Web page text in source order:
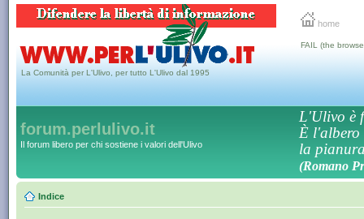
home
La Comunità per L'Ulivo, per tutto L'Ulivo dal 1995
FAIL (the
forum.perlulivo.it
Il forum libero per chi sostiene i valori dell'Ulivo
L'Ulivo è
È l'albero
la
(Romano
Indice